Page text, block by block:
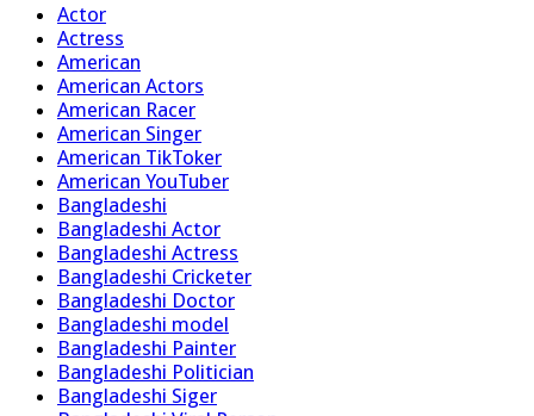
Actor
Actress
American
American Actors
American Racer
American Singer
American TikToker
American YouTuber
Bangladeshi
Bangladeshi Actor
Bangladeshi Actress
Bangladeshi Cricketer
Bangladeshi Doctor
Bangladeshi model
Bangladeshi Painter
Bangladeshi Politician
Bangladeshi Siger